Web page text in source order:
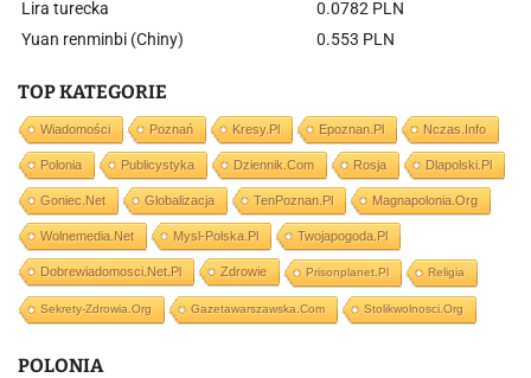
Lira turecka
0.0782 PLN
Yuan renminbi (Chiny)
0.553 PLN
TOP KATEGORIE
Wiadomości Poznań Kresy.pl Epoznan.pl Nczas.info
Polonia Publicystyka Dziennik.com Rosja Dlapolski.pl
Goniec.net Globalizacja TenPoznan.pl Magnapolonia.org
Wolnemedia.net Mysl-Polska.pl Twojapogoda.pl
Dobrewiadomosci.net.pl Zdrowie Prisonplanet.pl Religia
Sekrety-Zdrowia.org Gazetawarszawska.com Stolikwolnosci.org
POLONIA